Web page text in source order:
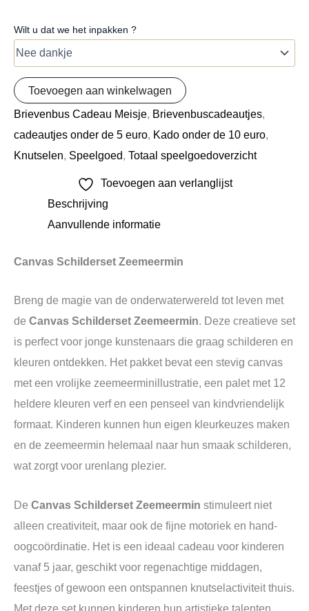
Wilt u dat we het inpakken ?
Toevoegen aan winkelwagen
Brievenbus Cadeau Meisje Brievenbuscadeautjes
cadeautjes onder de 5 euro Kado onder de 10 euro
Knutselen Speelgoed Totaal speelgoedoverzicht
Toevoegen aan verlanglijst
Beschrijving
Aanvullende informatie
Canvas Schilderset Zeemeermin
Breng de magie van de onderwaterwereld tot leven met
de Canvas Schilderset Zeemeermin. Deze creatieve set
is perfect voor jonge kunstenaars die graag schilderen en
kleuren ontdekken. Het pakket bevat een stevig canvas
met een vrolijke zeemeerminillustratie, een palet met 12
heldere kleuren verf en een penseel van kindvriendelijk
formaat. Kinderen kunnen hun eigen kleurkeuzes maken
en de zeemeermin helemaal naar hun smaak schilderen,
wat zorgt voor urenlang plezier.
De Canvas Schilderset Zeemeermin stimuleert niet
alleen creativiteit, maar ook de fijne motoriek en hand-
oogcoördinatie. Het is een ideaal cadeau voor kinderen
vanaf 5 jaar, geschikt voor regenachtige middagen,
feestjes of gewoon een ontspannen knutselactiviteit thuis.
Met deze set kunnen kinderen hun artistieke talenten